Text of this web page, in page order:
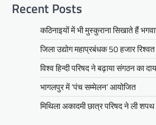
Recent Posts
कठिनाइयों में भी मुस्कुराना सिखाते हैं
जिला उद्योग महाप्रबंधक 50 हजार
विश्व हिन्दी परिषद ने बढ़ाया संगठन का
भागलपुर में ‘पंच सम्मेलन’ आयोजित
मिथिला अकादमी छात्र परिषद ने ली शपथ